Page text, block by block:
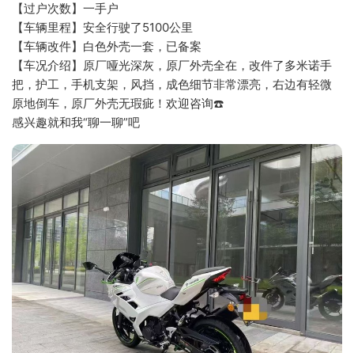
【过户次数】一手户
【车辆里程】安全行驶了5100公里
【车辆改件】白色外壳一套，已备案
【车况介绍】原厂哑光深灰，原厂外壳全在，改件了多米诺手
把，护工，手机支架，风挡，成色细节非常漂亮，右边有轻微
原地倒车，原厂外壳无瑕疵！欢迎咨询☎️
感兴趣就和我“聊一聊”吧